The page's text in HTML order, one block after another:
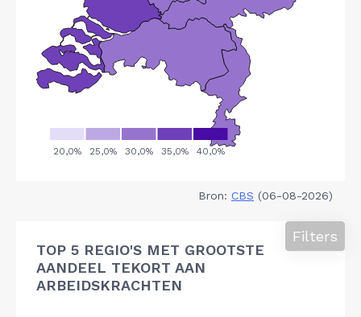
Bron: CBS (06-08-2026)
TOP 5 REGIO'S MET GROOTSTE
AANDEEL TEKORT AAN
ARBEIDSKRACHTEN
Filters